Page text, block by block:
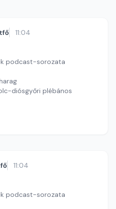
11:04
podcast-sorozata
diósgyőri plébános
és Krúdy Zsófia
11:04
podcast-sorozata